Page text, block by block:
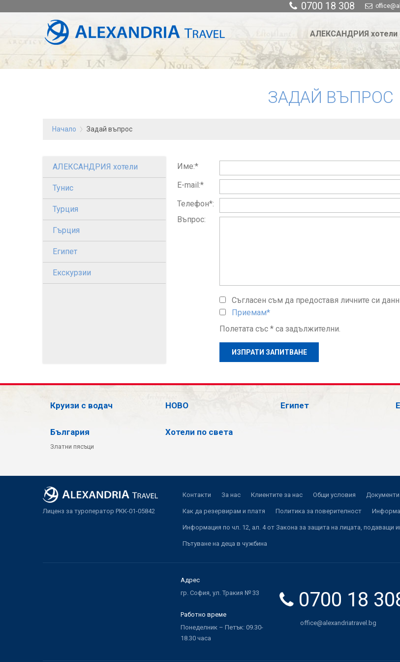
0700 18 308
АЛЕКСАНДРИЯ хотели
ЗАДАЙ ВЪПРОС
Начало Задай въпрос
АЛЕКСАНДРИЯ хотели
Тунис
Турция
Гърция
Египет
Екскурзии
Име:*
E-mail:*
Телефон*:
Въпрос:
Съгласен съм да предоставя личните си
Приемам*
Полетата със * са задължителни.
Круизи с водач НОВО Египет
България
Златни пясъци
Хотели по света
Лиценз за туроператор РКК-01-05842
Контакти За нас Клиентите за нас Общи условия Документи
Как да резервирам и платя Политика за поверителност
Информация по чл. 12, ал. 4 от Закона за защита на лицата, подаващи
Пътуване на деца в чужбина
Адрес
гр. София, ул. Тракия № 33
Работно време
Понеделник – Петък: 09.30-
18.30 часа
0700 18
office@alexandriatravel.bg